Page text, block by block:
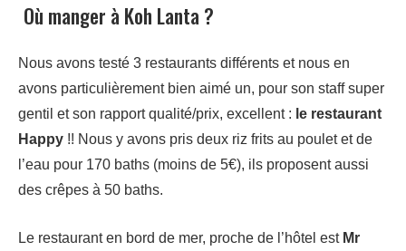
Où manger à Koh Lanta ?
Nous avons testé 3 restaurants différents et nous en
avons particulièrement bien aimé un, pour son staff super
gentil et son rapport qualité/prix, excellent : le restaurant
Happy !! Nous y avons pris deux riz frits au poulet et de
l’eau pour 170 baths (moins de 5€), ils proposent aussi
des crêpes à 50 baths.
Le restaurant en bord de mer, proche de l’hôtel est Mr